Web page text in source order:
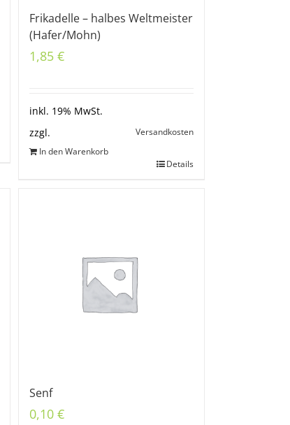
Frikadelle – halbes Weltmeister
(Hafer/Mohn)
1,85€
inkl. 19% MwSt.
zzgl.
Versandkosten
In den Warenkorb
Details
Senf
0,10€